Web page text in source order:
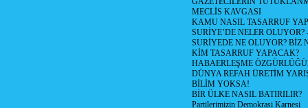
MECLİS KAVGASI
KAMU NASIL TASARRUF
SURİYE’DE NELER OLUYOR?
SURİYEDE NE OLUYOR? BİZ
KİM TASARRUF YAPACAK?
HABAERLEŞME
DÜNYA REFAH ÜRETİM
BİLİM YOKSA!
BİR ÜLKE NASIL BATIRILIR?
Partilerimizin Demokrasi Karnesi